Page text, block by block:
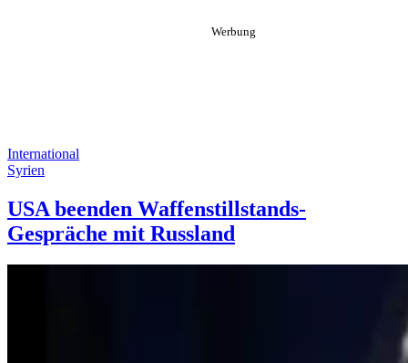
International
Syrien
USA beenden Waffenstillstands-
Gespräche mit Russland